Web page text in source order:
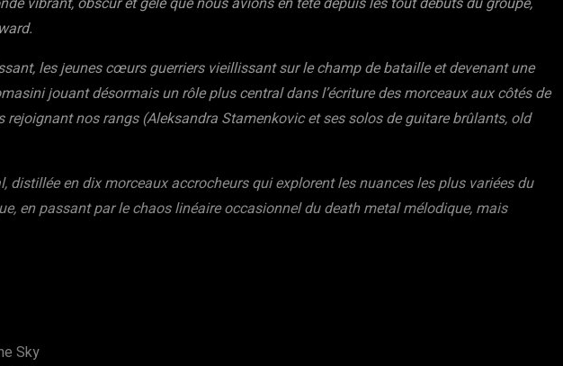
les jeunes cœurs guerriers vieillissant sur le champ de bataille et devenant une
jouant désormais un rôle plus central dans l’écriture des morceaux aux côtés de
nos rangs (Aleksandra Stamenkovic et ses solos de guitare brûlants, old
en dix morceaux accrocheurs qui explorent les nuances les plus variées du
en passant par le chaos linéaire occasionnel du death metal mélodique, mais
Sky